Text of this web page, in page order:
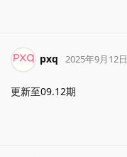
pxq 2025年9月12日
更新至09.12期